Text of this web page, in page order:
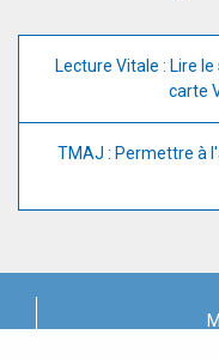
Lecture Vitale : Lire le
carte
TMAJ : Permettre à